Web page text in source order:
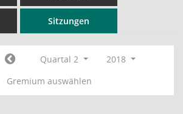
Sitzungen
Quartal 2
2018
Gremium auswählen